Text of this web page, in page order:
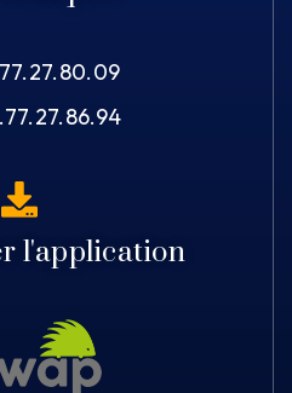
l'application